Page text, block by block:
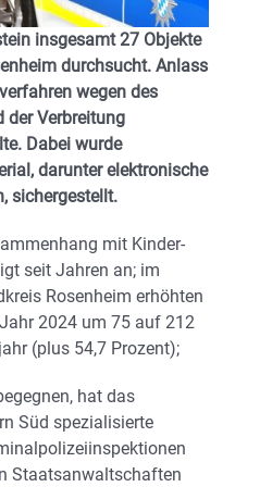
insgesamt 27 Objekte
durchsucht. Anlass
wegen des
der Verbreitung
Dabei wurde
darunter elektronische
sichergestellt.
mit Kinder-
seit Jahren an; im
Rosenheim erhöhten
2024 um 75 auf 212
(plus 54,7 Prozent);
hat das
Süd spezialisierte
Staatsanwaltschaften